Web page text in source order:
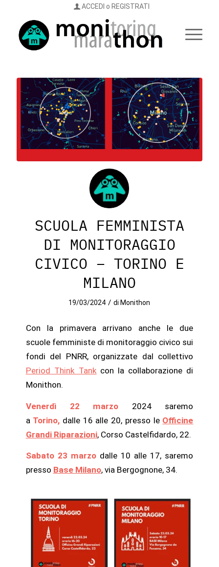
ACCEDI o REGISTRATI
SCUOLA FEMMINISTA
DI MONITORAGGIO
CIVICO – TORINO E
MILANO
19/03/2024 / di Monithon
Con la primavera arrivano anche le due
scuole femministe di monitoraggio civico sui
fondi del PNRR, organizzate dal collettivo
Period Think Tankcon la collaborazione di
Monithon.
Venerdì 22 marzo 2024 saremo
a Torino, dalle 16 alle 20, presso le Officine
Grandi Riparazioni, Corso Castelfidardo, 22.
Sabato 23 marzo dalle 10 alle 17, saremo
presso Base Milano, via Bergognone, 34.